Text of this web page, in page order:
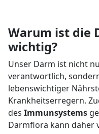
Warum ist die
wichtig?
Unser Darm ist nicht
verantwortlich,
lebenswichtiger
Krankheitserregern.
des Immunsystems
Darmflora kann daher